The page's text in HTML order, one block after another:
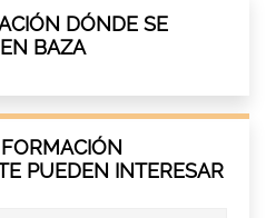
DÓNDE SE
BAZA
PUEDEN INTERESAR